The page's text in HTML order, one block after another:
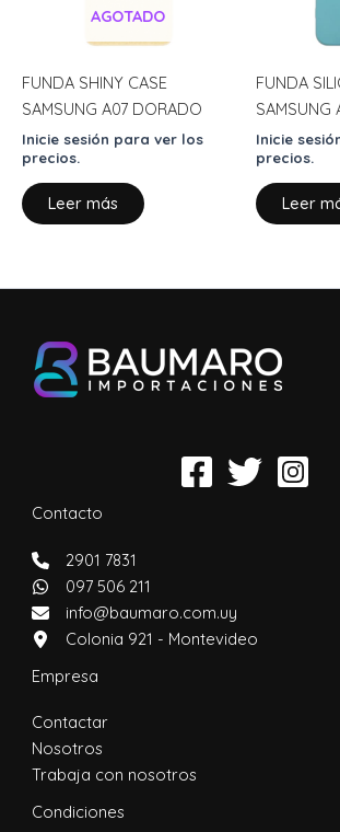
AGOTADO
FUNDA SHINY CASE
SAMSUNG A07 DORADO
Inicie sesión para ver los
precios.
Leer más
FUNDA
SAMSUNG
Inicie
precios.
Leer
Contacto
2901 7831
097 506 211
info@baumaro.com.uy
Colonia 921 - Montevideo
Empresa
Contactar
Nosotros
Trabaja con nosotros
Condiciones